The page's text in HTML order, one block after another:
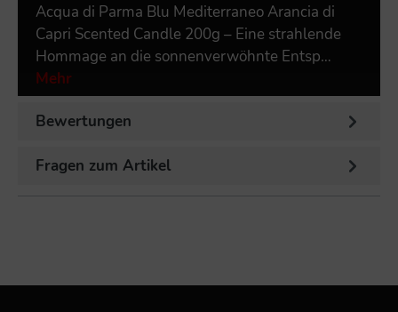
Acqua di Parma Blu Mediterraneo Arancia di
Capri Scented Candle 200g – Eine strahlende
Hommage an die sonnenverwöhnte Entsp…
Mehr
Bewertungen
Fragen zum Artikel